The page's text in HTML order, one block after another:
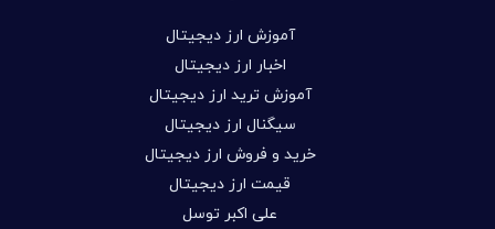
آموزش ارز دیجیتال
اخبار ارز دیجیتال
آموزش ترید ارز دیجیتال
سیگنال ارز دیجیتال
خرید و فروش ارز دیجیتال
قیمت ارز دیجیتال
علی اکبر توسل